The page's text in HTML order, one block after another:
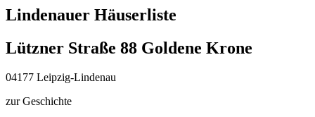
Lindenauer Häuserliste
Lützner Straße 88 Goldene Krone
04177 Leipzig-Lindenau
zur Geschichte